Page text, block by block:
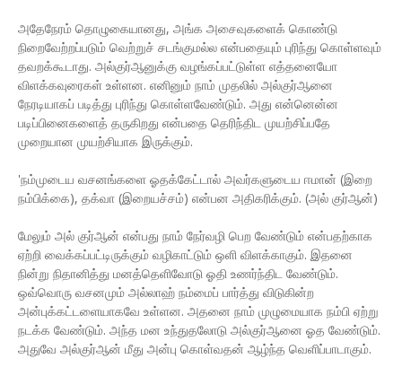
அதேநேரம் தொழுகையானது, அங்க அசைவுகளைக் கொண்டு
நிறைவேற்றப்படும் வெற்றுச் சடங்குமல்ல என்பதையும் புரிந்து கொள்ளவும்
தவறக்கூடாது. அல்குர்ஆனுக்கு வழங்கப்பட்டுள்ள எத்தனையோ
விளக்கவுரைகள் உள்ளன. எனினும் நாம் முதலில் அல்குர்ஆனை
நேரடியாகப் படித்து புரிந்து கொள்ளவேண்டும். அது என்னென்ன
படிப்பினைகளைத் தருகிறது என்பதை தெரிந்திட முயற்சிப்பதே
முறையான முயற்சியாக இருக்கும்.
'நம்முடைய வசனங்களை ஓதக்கேட்டால் அவர்களுடைய ஈமான் (இறை
நம்பிக்கை), தக்வா (இறையச்சம்) என்பன அதிகரிக்கும். (அல் குர்ஆன்)
மேலும் அல் குர்ஆன் என்பது நாம் நேர்வழி பெற வேண்டும் என்பதற்காக
ஏற்றி வைக்கப்பட்டிருக்கும் வழிகாட்டும் ஒளி விளக்காகும். இதனை
நின்று நிதானித்து மனத்தெளிவோடு ஓதி உணர்ந்திட வேண்டும்.
ஒவ்வொரு வசனமும் அல்லாஹ் நம்மைப் பார்த்து விடுகின்ற
அன்புக்கட்டளையாகவே உள்ளன. அதனை நாம் முழுமையாக நம்பி ஏற்று
நடக்க வேண்டும். அந்த மன உந்துதலோடு அல்குர்ஆனை ஓத வேண்டும்.
அதுவே அல்குர்ஆன் மீது அன்பு கொள்வதன் ஆழ்ந்த வெளிப்பாடாகும்.